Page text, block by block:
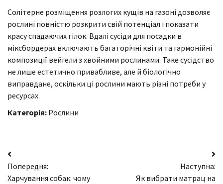
Солітерне розміщення розлогих кущів на газоні дозволяє
рослині повністю розкрити свій потенціал і показати
красу спадаючих гілок. Вдалі сусіди для посадки в
міксбордерах включають багаторічні квіти та гармонійні
композиції вейгели з хвойними рослинами. Таке сусідство
не лише естетично привабливе, але й біологічно
виправдане, оскільки ці рослини мають різні потреби у
ресурсах.
Категорія: Рослини
Навігація
записів
Попередня:
Харчування собак: чому
Наступна:
Як вибрати матрац на